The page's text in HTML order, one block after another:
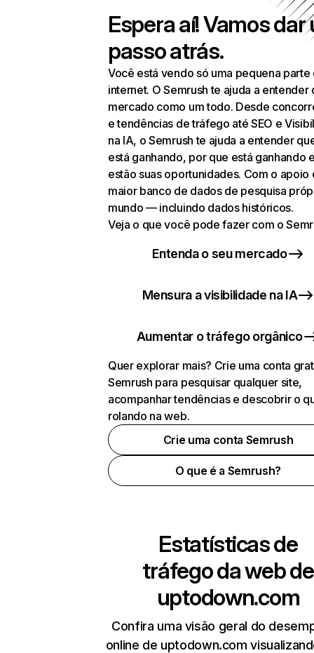
Espera aí! Vamos dar
passo atrás.
Você está vendo só uma pequena parte
internet. O Semrush te ajuda a entender
mercado como um todo. Desde
e tendências de tráfego até SEO e
na IA, o Semrush te ajuda a entender
está ganhando, por que está ganhando
estão suas oportunidades. Com o apoio
maior banco de dados de pesquisa
mundo — incluindo dados históricos.
Veja o que você pode fazer com o
Entenda o seu mercado
Mensura a visibilidade na IA
Aumentar o tráfego orgânico
Quer explorar mais? Crie uma conta
Semrush para pesquisar qualquer site,
acompanhar tendências e descobrir o
rolando na web.
Crie uma conta Semrush
O que é a Semrush?
Estatísticas de
tráfego da web de
uptodown.com
Confira uma visão geral do
online de uptodown.com